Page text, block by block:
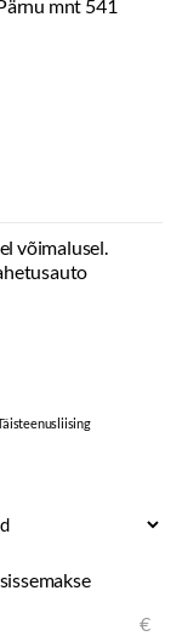
+ kaassõitja iste
värvi taganurgad,
mnt 541
võimalusel.
€